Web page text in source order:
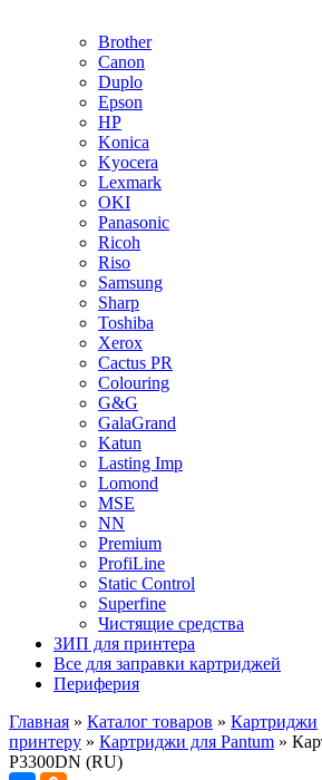
Brother
Canon
Duplo
Epson
HP
Konica
Kyocera
Lexmark
OKI
Panasonic
Ricoh
Riso
Samsung
Sharp
Toshiba
Xerox
Cactus PR
Colouring
G&G
GalaGrand
Katun
Lasting Imp
Lomond
MSE
NN
Premium
ProfiLine
Static Control
Superfine
Чистящие средства
ЗИП для принтера
Все для заправки картриджей
Периферия
Главная » Каталог товаров » Картриджи
принтеру » Картриджи для Pantum »
P3300DN (RU)